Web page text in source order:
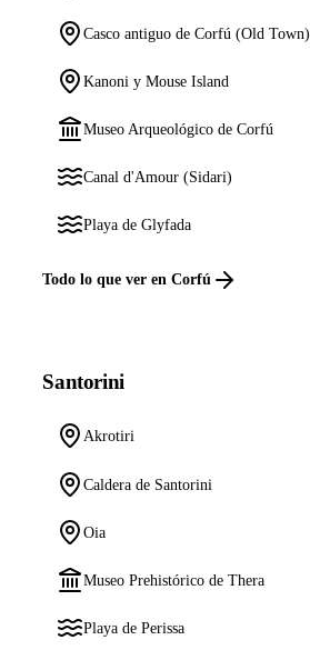
Casco antiguo de Corfú (Old Town)
Kanoni y Mouse Island
Museo Arqueológico de Corfú
Canal d'Amour (Sidari)
Playa de Glyfada
Todo lo que ver en Corfú
Santorini
Akrotiri
Caldera de Santorini
Oia
Museo Prehistórico de Thera
Playa de Perissa